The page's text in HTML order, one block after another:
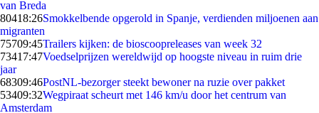
van Breda
80418:26Smokkelbende opgerold in Spanje, verdienden miljoenen aan
migranten
75709:45Trailers kijken: de bioscoopreleases van week 32
73417:47Voedselprijzen wereldwijd op hoogste niveau in ruim drie
jaar
68309:46PostNL-bezorger steekt bewoner na ruzie over pakket
53409:32Wegpiraat scheurt met 146 km/u door het centrum van
Amsterdam